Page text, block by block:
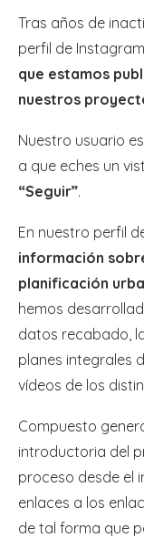
Tras años de
perfil de
que estamos
nuestros
Nuestro usuario es
a que eches un
“Seguir”.
En nuestro perfil
información
planificación
hemos
datos recabado,
planes integrales
vídeos de los
Compuesto
introductoria del
proceso desde el
enlaces a los
de tal forma que